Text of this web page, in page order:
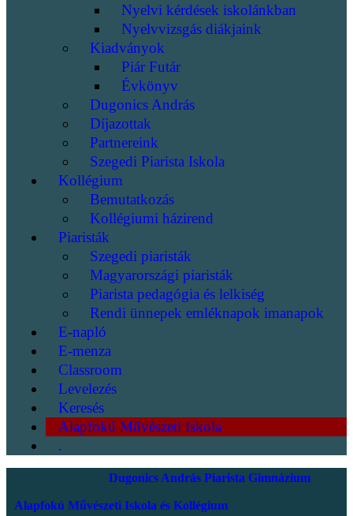
Nyelvi kérdések iskolánkban
Nyelvvizsgás diákjaink
Kiadványok
Piár Futár
Évkönyv
Dugonics András
Díjazottak
Partnereink
Szegedi Piarista Iskola
Kollégium
Bemutatkozás
Kollégiumi házirend
Piaristák
Szegedi piaristák
Magyarországi piaristák
Piarista pedagógia és lelkiség
Rendi ünnepek emléknapok imanapok
E-napló
E-menza
Classroom
Levelezés
Keresés
Alapfokú Művészeti Iskola
.
Dugonics András Piarista Gimnázium
Alapfokú Művészeti Iskola és Kollégium